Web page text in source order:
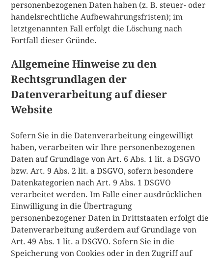
personenbezogenen Daten haben (z. B. steuer- oder
handelsrechtliche Aufbewahrungsfristen); im
letztgenannten Fall erfolgt die Löschung nach
Fortfall dieser Gründe.
Allgemeine Hinweise zu den
Rechtsgrundlagen der
Datenverarbeitung auf dieser
Website
Sofern Sie in die Datenverarbeitung eingewilligt
haben, verarbeiten wir Ihre personenbezogenen
Daten auf Grundlage von Art. 6 Abs. 1 lit. a DSGVO
bzw. Art. 9 Abs. 2 lit. a DSGVO, sofern besondere
Datenkategorien nach Art. 9 Abs. 1 DSGVO
verarbeitet werden. Im Falle einer ausdrücklichen
Einwilligung in die Übertragung
personenbezogener Daten in Drittstaaten erfolgt die
Datenverarbeitung außerdem auf Grundlage von
Art. 49 Abs. 1 lit. a DSGVO. Sofern Sie in die
Speicherung von Cookies oder in den Zugriff auf